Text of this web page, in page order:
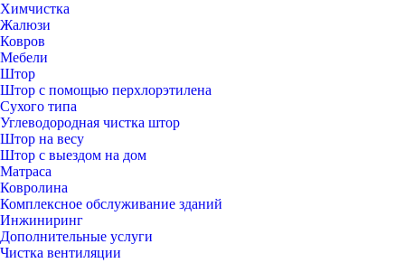
Химчистка
Жалюзи
Ковров
Мебели
Штор
Штор с помощью перхлорэтилена
Сухого типа
Углеводородная чистка штор
Штор на весу
Штор с выездом на дом
Матраса
Ковролина
Комплексное обслуживание зданий
Инжиниринг
Дополнительные услуги
Чистка вентиляции